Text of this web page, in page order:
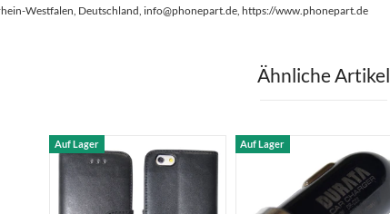
Westfalen, Deutschland, info@phonepart.de, https://www.phonepart.de
Ähnliche Artikel
Auf Lager Auf Lager